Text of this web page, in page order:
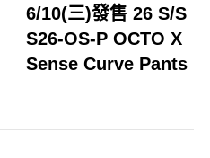
6/10(三)發售 26 S/S
S26-OS-P OCTO X
Sense Curve Pants